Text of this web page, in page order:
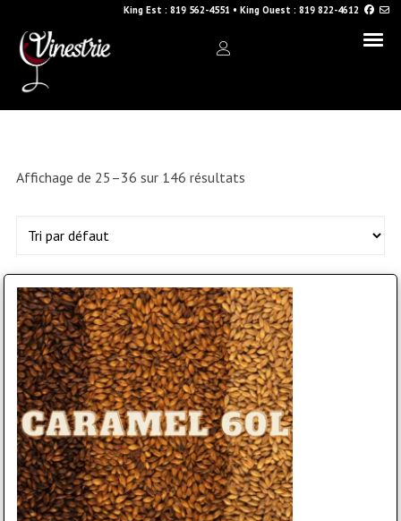
King Est : 819 562-4551 • King Ouest : 819 822-4612
Affichage de 25–36 sur 146 résultats